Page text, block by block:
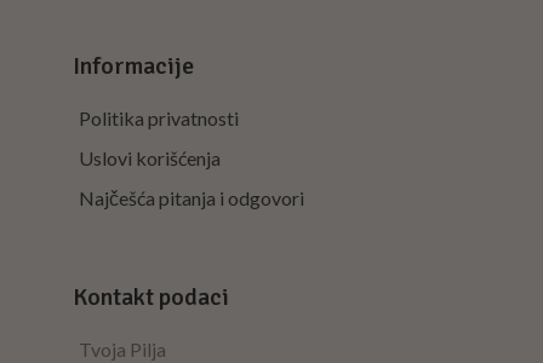
Informacije
Politika privatnosti
Uslovi korišćenja
Najčešća pitanja i odgovori
Kontakt podaci
Tvoja Pilja